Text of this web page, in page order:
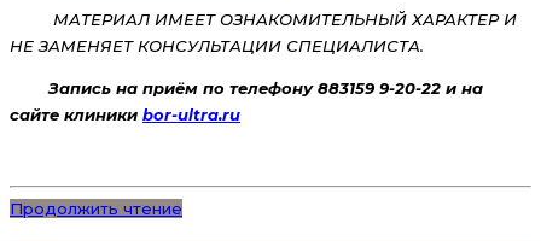
МАТЕРИАЛ ИМЕЕТ ОЗНАКОМИТЕЛЬНЫЙ ХАРАКТЕР И
НЕ ЗАМЕНЯЕТ КОНСУЛЬТАЦИИ СПЕЦИАЛИСТА.
Запись на приём по телефону 883159 9-20-22 и на
сайте клиники bor-ultra.ru
Продолжить чтение